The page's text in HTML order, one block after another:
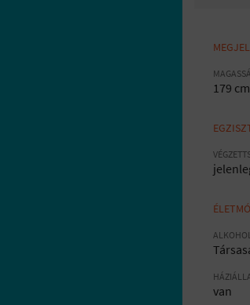
179 cm
van